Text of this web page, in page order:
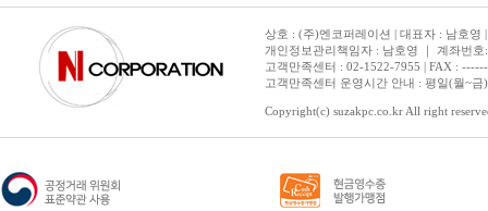
상호 : (주)엔코퍼레이션 | 대표자 : 남호영
개인정보관리책임자 : 남호영 ｜ 계좌번
고객만족센터 : 02-1522-7955 | FAX :
고객만족센터 운영시간 안내 : 평일(월~
Copyright(c) suzakpc.co.kr All right